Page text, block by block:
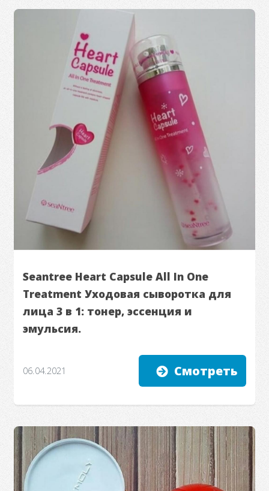
Seantree Heart Capsule All In One
Treatment Уходовая сыворотка для
лица 3 в 1: тонер, эссенция и
эмульсия.
06.04.2021 Смотреть